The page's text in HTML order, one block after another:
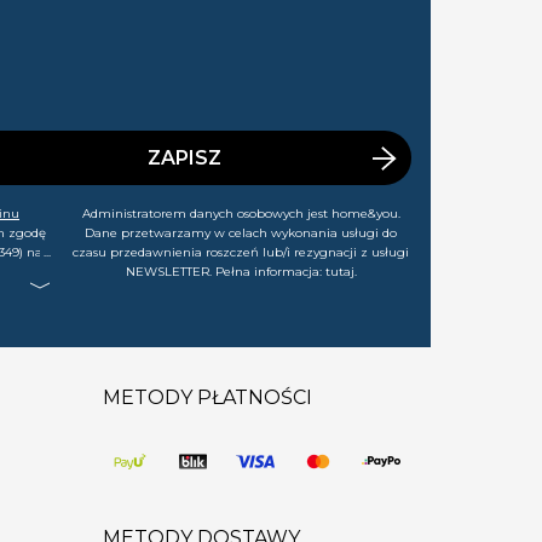
zgodę
na
chwili
ZAPISZ
Administratorem danych osobowych jest home&you.
Dane przetwarzamy w celach wykonania usługi do
czasu przedawnienia roszczeń lub/i rezygnacji z usługi
NEWSLETTER. Pełna informacja: tutaj.
METODY PŁATNOŚCI